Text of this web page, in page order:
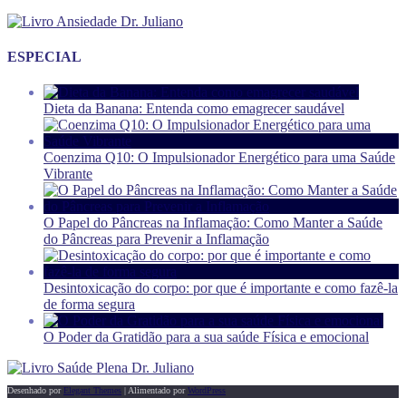
ESPECIAL
Dieta da Banana: Entenda como emagrecer saudável
Coenzima Q10: O Impulsionador Energético para uma Saúde
Vibrante
O Papel do Pâncreas na Inflamação: Como Manter a Saúde
do Pâncreas para Prevenir a Inflamação
Desintoxicação do corpo: por que é importante e como fazê-la
de forma segura
O Poder da Gratidão para a sua saúde Física e emocional
Desenhado por Elegant Themes | Alimentado porWordPress